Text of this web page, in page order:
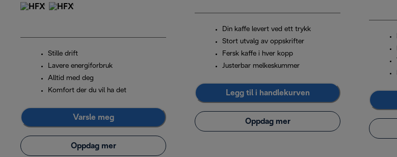
Stille drift
Lavere energiforbruk
Alltid med deg
Komfort der du vil ha det
Varsle meg
Oppdag mer
Din kaffe levert ved ett trykk
Stort utvalg av oppskrifter
Fersk kaffe i hver kopp
Justerbar melkeskummer
Legg til i handlekurven
Oppdag mer